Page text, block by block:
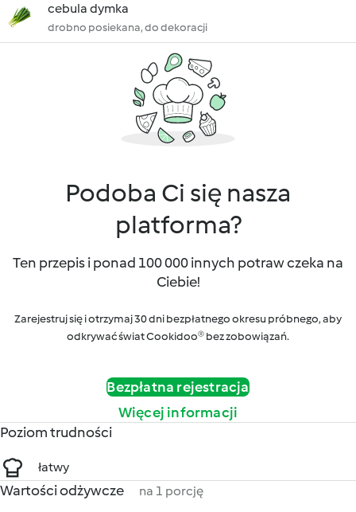
cebula dymka
drobno posiekana, do dekoracji
Podoba Ci się nasza
platforma?
Ten przepis i ponad 100 000 innych potraw czeka na
Ciebie!
Zarejestruj się i otrzymaj 30 dni bezpłatnego okresu próbnego, aby
odkrywać świat Cookidoo® bez zobowiązań.
Bezpłatna rejestracja
Więcej informacji
Poziom trudności
łatwy
Wartości odżywcze na 1 porcję